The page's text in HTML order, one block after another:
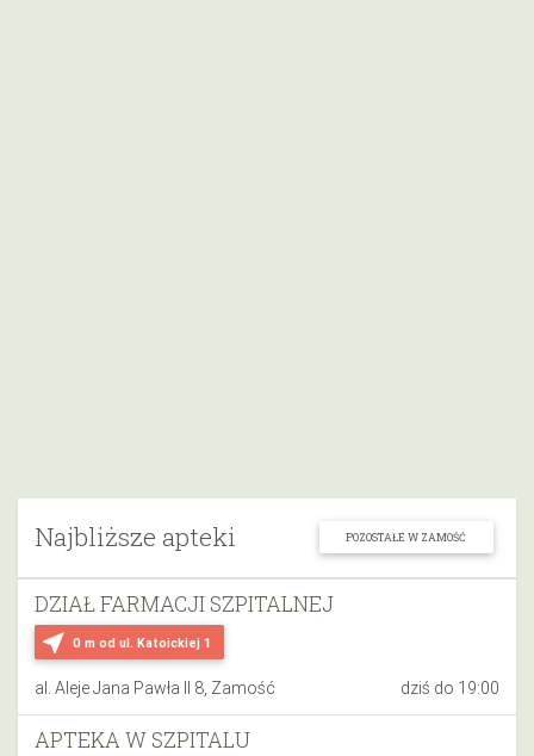
Najbliższe apteki POZOSTAŁE W ZAMOŚĆ
near_me 0 m od ul. Katoickiej 1
DZIAŁ FARMACJI SZPITALNEJ
al. Aleje Jana Pawła II 8, Zamość dziś do 19:00
APTEKA W SZPITALU